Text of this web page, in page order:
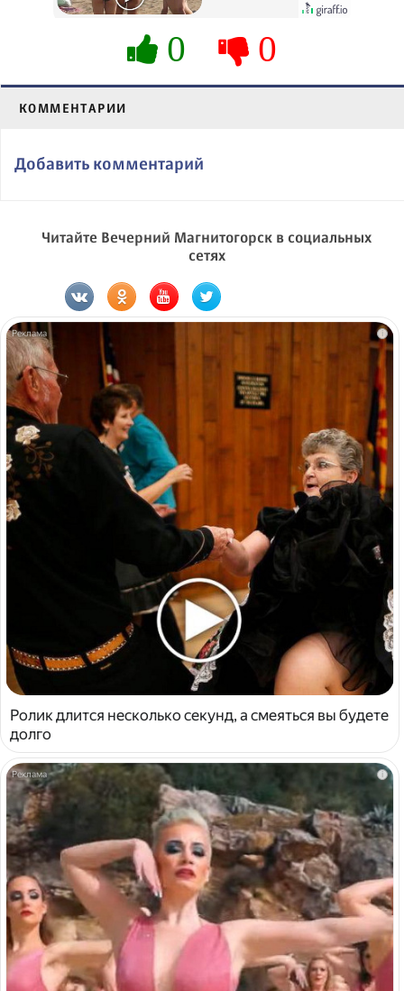
их не видят...
0 0
КОММЕНТАРИИ
Добавить комментарий
Читайте Вечерний Магнитогорск в социальных
сетях
i
Ролик длится несколько секунд, а смеяться вы будете
долго
i